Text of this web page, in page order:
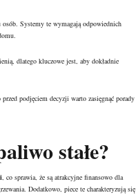
Systemy te wymagają odpowiednich
dlatego kluczowe jest, aby dokładnie
podjęciem decyzji warto zasięgnąć porady
stałe?
, co sprawia, że są atrakcyjne finansowo dla
Dodatkowo, piece te charakteryzują się